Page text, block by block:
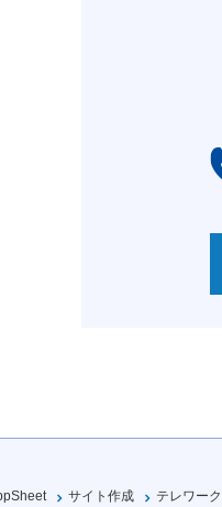
サイト作成
テレワーク